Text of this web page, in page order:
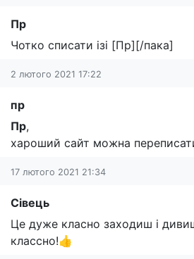
Пр
Чотко списати ізі [Пр][/пака]
2 лютого 2021 17:22
пр
Пр,
хароший сайт можна
17 лютого 2021 21:34
Сівець
Це дуже класно заходиш і
классно!👍